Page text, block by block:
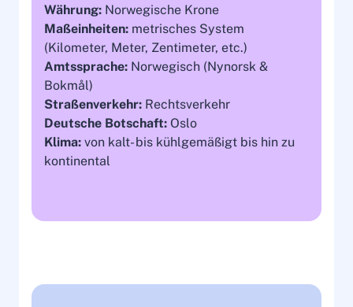
Währung: Norwegische Krone
Maßeinheiten: metrisches System
(Kilometer, Meter, Zentimeter, etc.)
Amtssprache: Norwegisch (Nynorsk &
Bokmål)
Straßenverkehr: Rechtsverkehr
Deutsche Botschaft: Oslo
Klima: von kalt- bis kühlgemäßigt bis hin zu
kontinental